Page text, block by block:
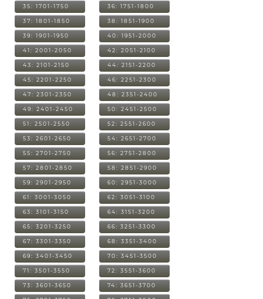
35: 1701-1750 36: 1751-1800
37: 1801-1850 38: 1851-1900
39: 1901-1950 40: 1951-2000
41: 2001-2050 42: 2051-2100
43: 2101-2150 44: 2151-2200
45: 2201-2250 46: 2251-2300
47: 2301-2350 48: 2351-2400
49: 2401-2450 50: 2451-2500
51: 2501-2550 52: 2551-2600
53: 2601-2650 54: 2651-2700
55: 2701-2750 56: 2751-2800
57: 2801-2850 58: 2851-2900
59: 2901-2950 60: 2951-3000
61: 3001-3050 62: 3051-3100
63: 3101-3150 64: 3151-3200
65: 3201-3250 66: 3251-3300
67: 3301-3350 68: 3351-3400
69: 3401-3450 70: 3451-3500
71: 3501-3550 72: 3551-3600
73: 3601-3650 74: 3651-3700